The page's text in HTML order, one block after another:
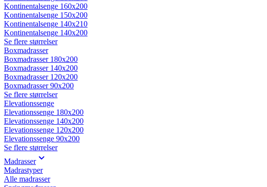
Kontinentalsenge 160x200
Kontinentalsenge 150x200
Kontinentalsenge 140x210
Kontinentalsenge 140x200
Se flere størrelser
Boxmadrasser
Boxmadrasser 180x200
Boxmadrasser 140x200
Boxmadrasser 120x200
Boxmadrasser 90x200
Se flere størrelser
Elevationssenge
Elevationssenge 180x200
Elevationssenge 140x200
Elevationssenge 120x200
Elevationssenge 90x200
Se flere størrelser
Madrasser
Madrastyper
Alle madrasser